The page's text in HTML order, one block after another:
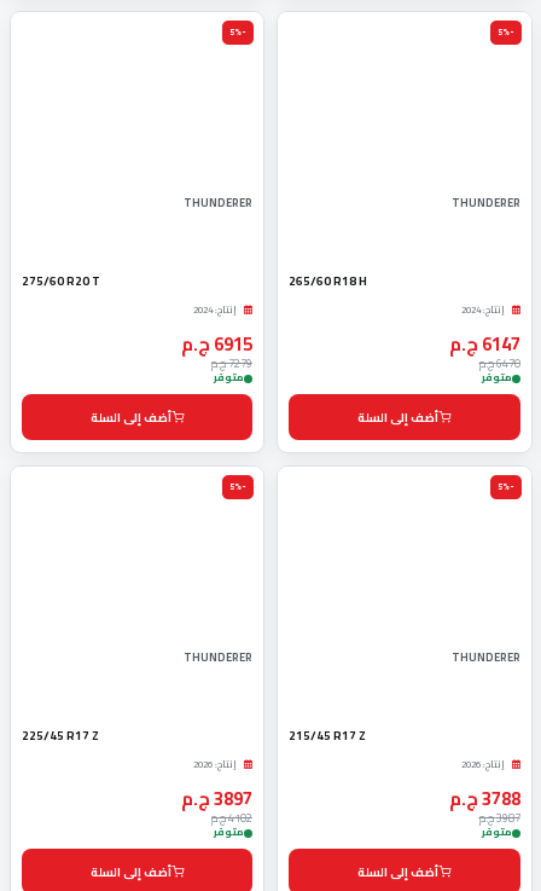
-5%
THUNDERER
265/60 R18 H
إنتاج: 2024
6147 ج.م
6470 ج.م
متوفر
أضف إلى السلة
-5%
THUNDERER
275/60 R20 T
إنتاج: 2024
6915 ج.م
7279 ج.م
متوفر
أضف إلى السلة
-5%
THUNDERER
215/45 R17 Z
إنتاج: 2026
3788 ج.م
3987 ج.م
متوفر
أضف إلى السلة
-5%
THUNDERER
225/45 R17 Z
إنتاج: 2026
3897 ج.م
4102 ج.م
متوفر
أضف إلى السلة